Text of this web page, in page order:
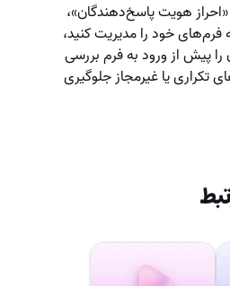
«احراز هویت پاسخ‌دهندگان»،
خود را مدیریت کنید،
پیش از ورود به فرم بررسی
تکراری یا غیرمجاز جلوگیری